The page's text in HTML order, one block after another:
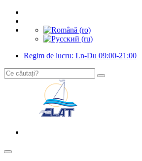
Regim de lucru: Ln-Du 09:00-21:00